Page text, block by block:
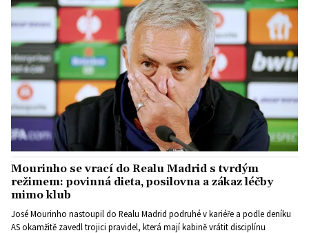
Mourinho se vrací do Realu Madrid s tvrdým
režimem: povinná dieta, posilovna a zákaz léčby
mimo klub
José Mourinho nastoupil do Realu Madrid podruhé v kariéře a podle deníku
AS okamžitě zavedl trojici pravidel, která mají kabině vrátit disciplínu